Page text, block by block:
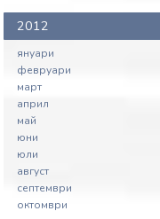
2012
януари
февруари
март
април
май
юни
юли
август
септември
октомври